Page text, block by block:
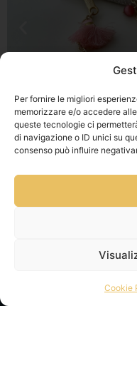
Per fornire le migliori
memorizzare e/o accedere
queste tecnologie ci
di navigazione o ID unici su
consenso può influire
Cookie